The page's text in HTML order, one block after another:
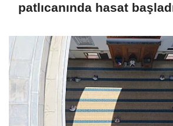
patlıcanında hasat